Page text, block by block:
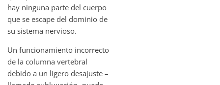
hay ninguna parte del cuerpo
que se escape del dominio de
su sistema nervioso.
Un funcionamiento incorrecto
de la columna vertebral
debido a un ligero desajuste –